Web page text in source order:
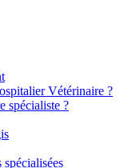
Vétérinaire ?
spécialiste ?